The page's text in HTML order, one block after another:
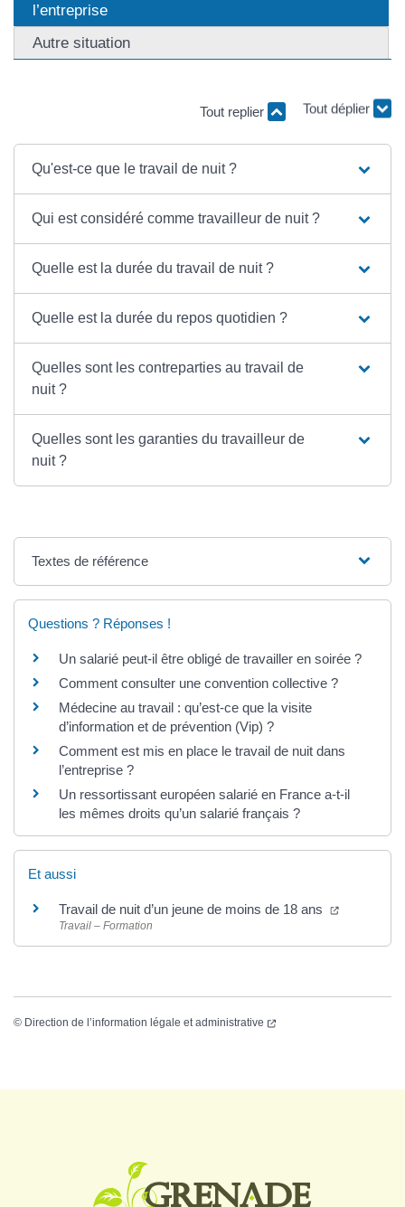
l’entreprise
Autre situation
Tout replier Tout déplier
Qu'est-ce que le travail de nuit ?
Qui est considéré comme travailleur de nuit ?
Quelle est la durée du travail de nuit ?
Quelle est la durée du repos quotidien ?
Quelles sont les contreparties au travail de
nuit ?
Quelles sont les garanties du travailleur de
nuit ?
Textes de référence
Questions ? Réponses !
Un salarié peut-il être obligé de travailler en soirée ?
Comment consulter une convention collective ?
Médecine au travail : qu’est-ce que la visite
d’information et de prévention (Vip) ?
Comment est mis en place le travail de nuit dans
l’entreprise ?
Un ressortissant européen salarié en France a-t-il
les mêmes droits qu’un salarié français ?
Et aussi
Travail de nuit d’un jeune de moins de 18 ans
Travail – Formation
© Direction de l’information légale et administrative